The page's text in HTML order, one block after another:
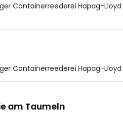
Containerreederei Hapag-
Containerreederei Hapag-Lloyd
am Taumeln